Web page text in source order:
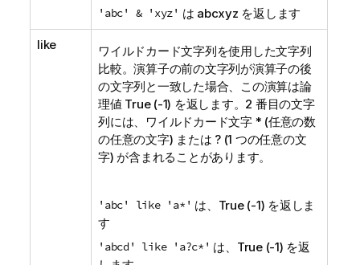
'abc' & 'xyz' は abcxyz を返します
like
ワイルドカード文字列を使用した文字列
比較。演算子の前の文字列が演算子の後
の文字列と一致した場合、この演算は論
理値 True(-1) を返します。2 番目の文字
列には、ワイルドカード文字 * (任意の数
の任意の文字) または ? (1 つの任意の文
字) が含まれることがあります。
'abc' like 'a*' は、 True(-1) を返しま
す
'abcd' like 'a?c*' は、 True(-1) を返